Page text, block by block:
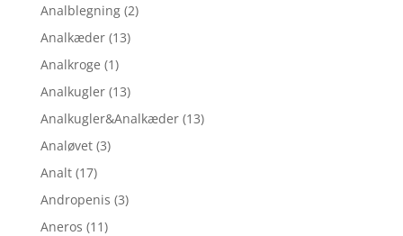
Analblegning (2)
Analkæder (13)
Analkroge (1)
Analkugler (13)
Analkugler&Analkæder (13)
Analøvet (3)
Analt (17)
Andropenis (3)
Aneros (11)